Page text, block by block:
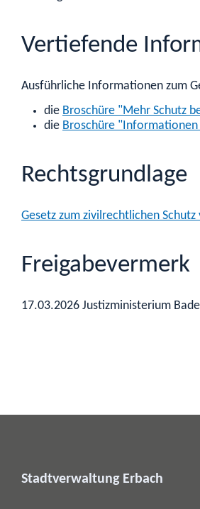
Vertiefende
Ausführliche Informationen zum
die Broschüre "Mehr Schutz
die Broschüre "Informationen
Rechtsgrundlage
Gesetz zum zivilrechtlichen
Freigabevermerk
17.03.2026 Justizministerium
Stadtverwaltung Erbach